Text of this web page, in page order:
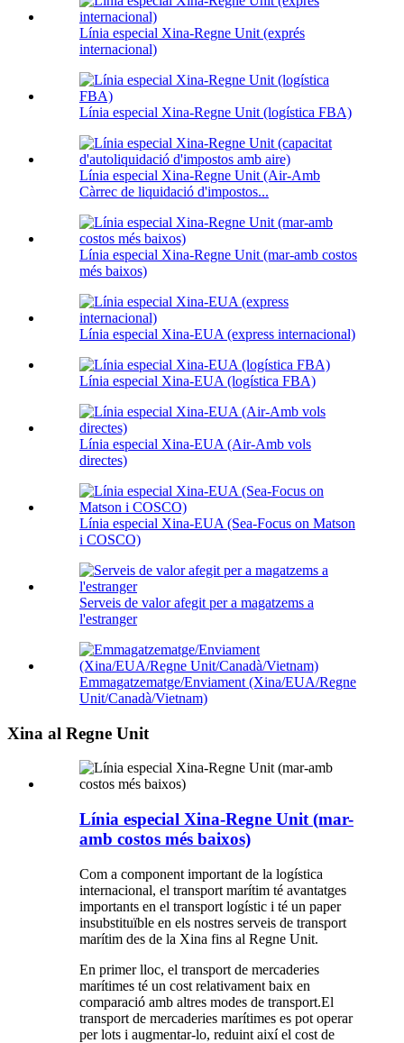
Línia especial Xina-Regne Unit (exprés
internacional)
Línia especial Xina-Regne Unit (logística FBA)
Línia especial Xina-Regne Unit (Air-Amb
Càrrec de liquidació d'impostos...
Línia especial Xina-Regne Unit (mar-amb costos
més baixos)
Línia especial Xina-EUA (express internacional)
Línia especial Xina-EUA (logística FBA)
Línia especial Xina-EUA (Air-Amb vols
directes)
Línia especial Xina-EUA (Sea-Focus on Matson
i COSCO)
Serveis de valor afegit per a magatzems a
l'estranger
Emmagatzematge/Enviament (Xina/EUA/Regne
Unit/Canadà/Vietnam)
Xina al Regne Unit
Línia especial Xina-Regne Unit (mar-
amb costos més baixos)
Com a component important de la logística
internacional, el transport marítim té avantatges
importants en el transport logístic i té un paper
insubstituïble en els nostres serveis de transport
marítim des de la Xina fins al Regne Unit.
En primer lloc, el transport de mercaderies
marítimes té un cost relativament baix en
comparació amb altres modes de transport.El
transport de mercaderies marítimes es pot operar
per lots i augmentar-lo, reduint així el cost de